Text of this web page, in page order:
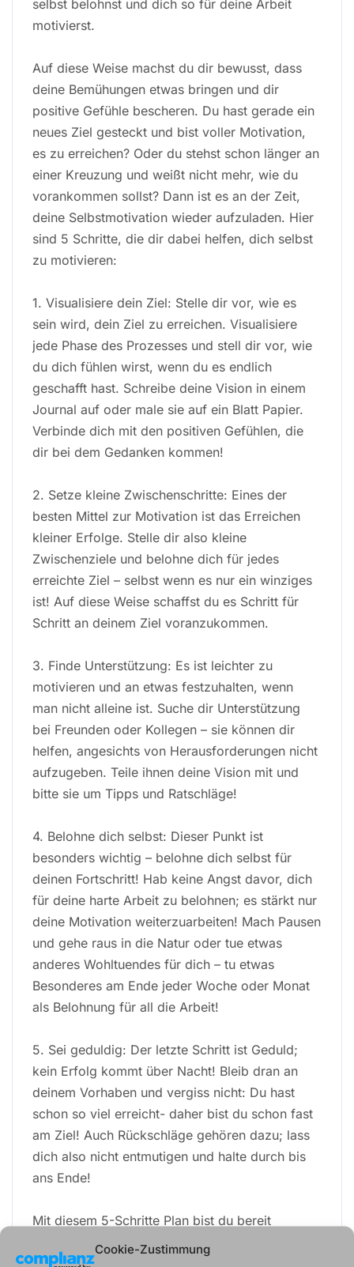
Cookie-Zustimmung
selbst belohnst und dich so für deine Arbeit
motivierst.
Auf diese Weise machst du dir bewusst, dass
deine Bemühungen etwas bringen und dir
positive Gefühle bescheren. Du hast gerade ein
neues Ziel gesteckt und bist voller Motivation,
es zu erreichen? Oder du stehst schon länger an
einer Kreuzung und weißt nicht mehr, wie du
vorankommen sollst? Dann ist es an der Zeit,
deine Selbstmotivation wieder aufzuladen. Hier
sind 5 Schritte, die dir dabei helfen, dich selbst
zu motivieren:
1. Visualisiere dein Ziel: Stelle dir vor, wie es
sein wird, dein Ziel zu erreichen. Visualisiere
jede Phase des Prozesses und stell dir vor, wie
du dich fühlen wirst, wenn du es endlich
geschafft hast. Schreibe deine Vision in einem
Journal auf oder male sie auf ein Blatt Papier.
Verbinde dich mit den positiven Gefühlen, die
dir bei dem Gedanken kommen!
2. Setze kleine Zwischenschritte: Eines der
besten Mittel zur Motivation ist das Erreichen
kleiner Erfolge. Stelle dir also kleine
Zwischenziele und belohne dich für jedes
erreichte Ziel – selbst wenn es nur ein winziges
ist! Auf diese Weise schaffst du es Schritt für
Schritt an deinem Ziel voranzukommen.
3. Finde Unterstützung: Es ist leichter zu
motivieren und an etwas festzuhalten, wenn
man nicht alleine ist. Suche dir Unterstützung
bei Freunden oder Kollegen – sie können dir
helfen, angesichts von Herausforderungen nicht
aufzugeben. Teile ihnen deine Vision mit und
bitte sie um Tipps und Ratschläge!
4. Belohne dich selbst: Dieser Punkt ist
besonders wichtig – belohne dich selbst für
deinen Fortschritt! Hab keine Angst davor, dich
für deine harte Arbeit zu belohnen; es stärkt nur
deine Motivation weiterzuarbeiten! Mach Pausen
und gehe raus in die Natur oder tue etwas
anderes Wohltuendes für dich – tu etwas
Besonderes am Ende jeder Woche oder Monat
als Belohnung für all die Arbeit!
5. Sei geduldig: Der letzte Schritt ist Geduld;
kein Erfolg kommt über Nacht! Bleib dran an
deinem Vorhaben und vergiss nicht: Du hast
schon so viel erreicht- daher bist du schon fast
am Ziel! Auch Rückschläge gehören dazu; lass
dich also nicht entmutigen und halte durch bis
ans Ende!
Mit diesem 5-Schritte Plan bist du bereit
loszulegen! Wirf einen Blick auf all die
Fortschritte, die du schon gemacht hast und